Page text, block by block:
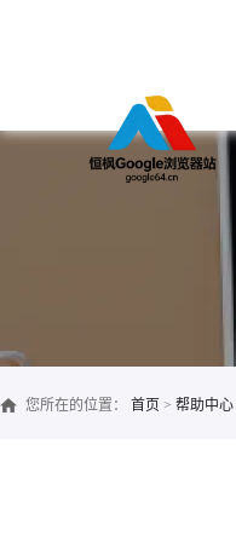
您所在的位置： 首页 > 帮助中心